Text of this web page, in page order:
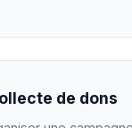
de dons